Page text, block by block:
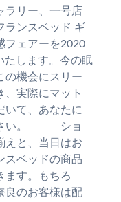
ラリー、一号店
ランスベッド ギ
ェアーを2020
たします。今の眠
の機会にスリー
、実際にマット
いて、あなたに
さい。 ショ
えと、当日はお
スベッドの商品
ます。もちろ
良のお客様は配